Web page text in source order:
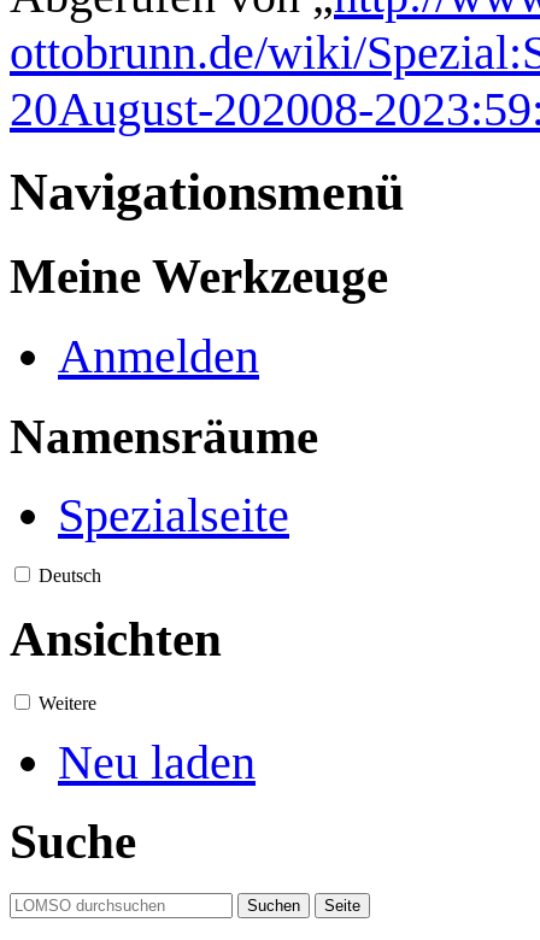
ottobrunn.de/wiki/
20August-202008-
Navigationsmenü
Meine Werkzeuge
Anmelden
Namensräume
Spezialseite
Deutsch
Ansichten
Weitere
Neu laden
Suche